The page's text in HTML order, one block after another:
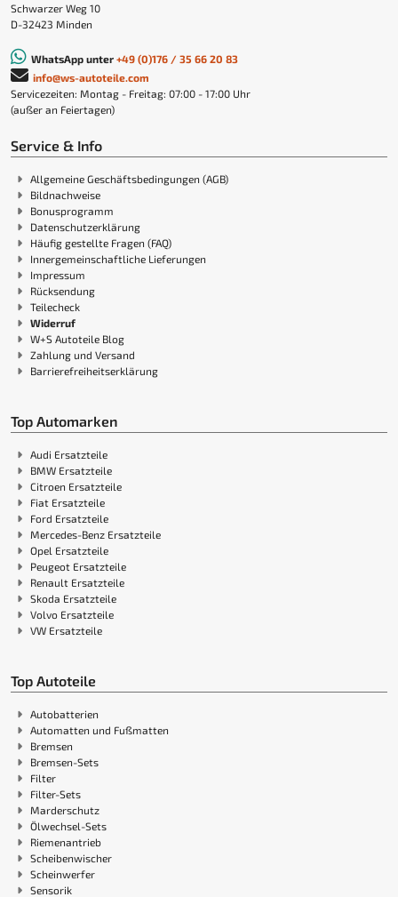
Schwarzer Weg 10
D-32423 Minden
WhatsApp unter +49 (0)176 / 35 66 20 83
info@ws-autoteile.com
Servicezeiten: Montag - Freitag: 07:00 - 17:00 Uhr
(außer an Feiertagen)
Service & Info
Allgemeine Geschäftsbedingungen (AGB)
Bildnachweise
Bonusprogramm
Datenschutzerklärung
Häufig gestellte Fragen (FAQ)
Innergemeinschaftliche Lieferungen
Impressum
Rücksendung
Teilecheck
Widerruf
W+S Autoteile Blog
Zahlung und Versand
Barrierefreiheitserklärung
Top Automarken
Audi Ersatzteile
BMW Ersatzteile
Citroen Ersatzteile
Fiat Ersatzteile
Ford Ersatzteile
Mercedes-Benz Ersatzteile
Opel Ersatzteile
Peugeot Ersatzteile
Renault Ersatzteile
Skoda Ersatzteile
Volvo Ersatzteile
VW Ersatzteile
Top Autoteile
Autobatterien
Automatten und Fußmatten
Bremsen
Bremsen-Sets
Filter
Filter-Sets
Marderschutz
Ölwechsel-Sets
Riemenantrieb
Scheibenwischer
Scheinwerfer
Sensorik